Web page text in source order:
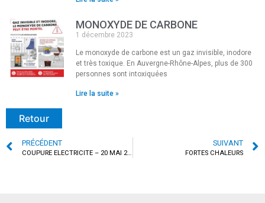
MONOXYDE DE CARBONE
1 décembre 2023
Le monoxyde de carbone est un gaz invisible, inodore
et très toxique. En Auvergne-Rhône-Alpes, plus de 300
personnes sont intoxiquées
Lire la suite »
Retour
PRÉCÉDENT
COUPURE ELECTRICITE – 20 MAI 2026 – APRES MIDI
SUIVANT
FORTES CHALEURS